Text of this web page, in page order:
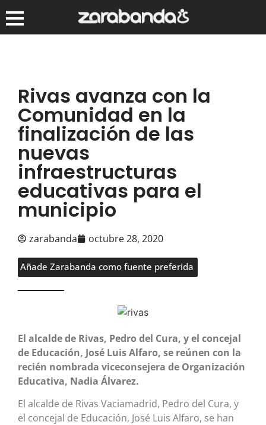
Rivas avanza con la
Comunidad en la
finalización de las
nuevas
infraestructuras
educativas para el
municipio
zarabanda octubre 28, 2020
Añade Zarabanda como fuente preferida
El alcalde de Rivas, Pedro del Cura, y el concejal
de Educación, José Luis Alfaro, se reúnen con la
recién nombrada viceconsejera de Organización
Educativa, Nadia Álvarez.
El alcalde de Rivas Vaciamadrid, Pedro del Cura, y
el concejal de Educación, José Luis Alfaro, se han